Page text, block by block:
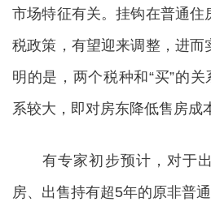
市场特征有关。挂钩在普通住
税政策，有望迎来调整，进而
明的是，两个税种和“买”的关
系较大，即对房东降低售房成
有专家初步预计，对于出
房、出售持有超5年的原非普